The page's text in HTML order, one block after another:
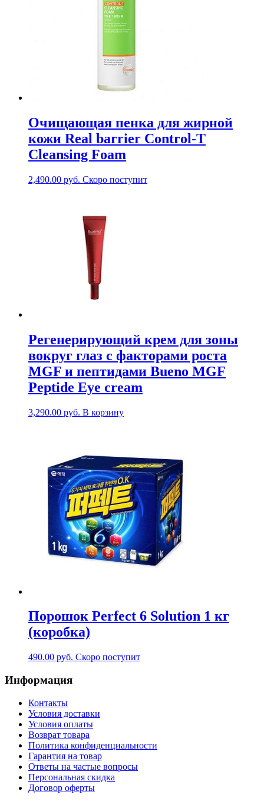
Очищающая пенка для жирной
кожи Real barrier Control-T
Cleansing Foam
2,490.00 руб. Скоро поступит
Регенерирующий крем для зоны
вокруг глаз с факторами роста
MGF и пептидами Bueno MGF
Peptide Eye cream
3,290.00 руб. В корзину
Порошок Perfect 6 Solution 1 кг
(коробка)
490.00 руб. Скоро поступит
Информация
Контакты
Условия доставки
Условия оплаты
Возврат товара
Политика конфиденциальности
Гарантия на товар
Ответы на частые вопросы
Персональная скидка
Договор оферты